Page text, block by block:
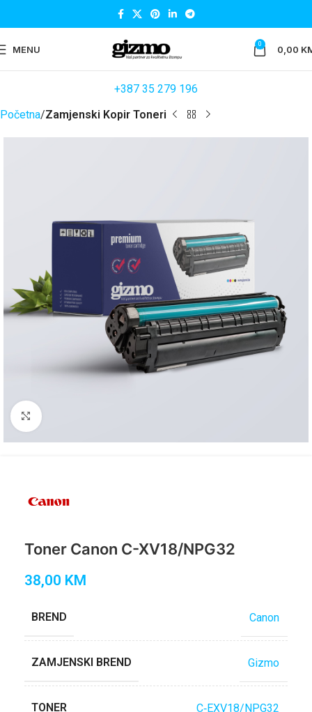
MENU 0 0,00
+387 35 279 196
Početna Zamjenski Kopir Toneri
Click to enlarge
Toner Canon C-XV18/NPG32
38,00 KM
BREND Canon
ZAMJENSKI BREND Gizmo
TONER C‐EXV18/NPG32